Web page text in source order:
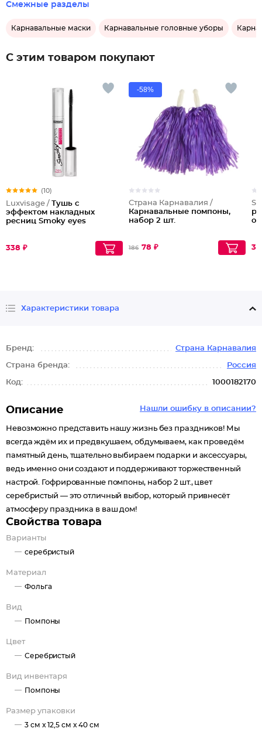
Смежные разделы
Карнавальные маски Карнавальные головные уборы
С этим товаром покупают
(10)
Luxvisage / Тушь с
эффектом накладных
ресниц Smoky eyes
338 ₽
-58%
Страна Карнавалия /
Карнавальные помпоны,
набор 2 шт.
186 78 ₽
Характеристики товара
Бренд: Страна Карнавалия
Страна бренда: Россия
Код: 1000182170
Нашли ошибку в описании?
Описание
Невозможно представить нашу жизнь без праздников! Мы
всегда ждём их и предвкушаем, обдумываем, как проведём
памятный день, тщательно выбираем подарки и аксессуары,
ведь именно они создают и поддерживают торжественный
настрой. Гофрированные помпоны, набор 2 шт., цвет
серебристый — это отличный выбор, который привнесёт
атмосферу праздника в ваш дом!
Свойства товара
Варианты
серебристый
Материал
Фольга
Вид
Помпоны
Цвет
Серебристый
Вид инвентаря
Помпоны
Размер упаковки
3 см x 12,5 см x 40 см